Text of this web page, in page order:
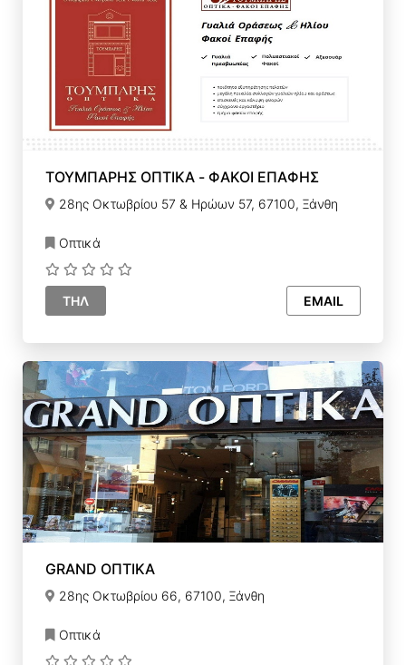
ΤΟΥΜΠΑΡΗΣ ΟΠΤΙΚΑ - ΦΑΚΟΙ ΕΠΑΦΗΣ
28ης Οκτωβρίου 57 & Ηρώων 57, 67100, Ξάνθη
Οπτικά
ΤΗΛ EMAIL
GRAND ΟΠΤΙΚΑ
28ης Οκτωβρίου 66, 67100, Ξάνθη
Οπτικά